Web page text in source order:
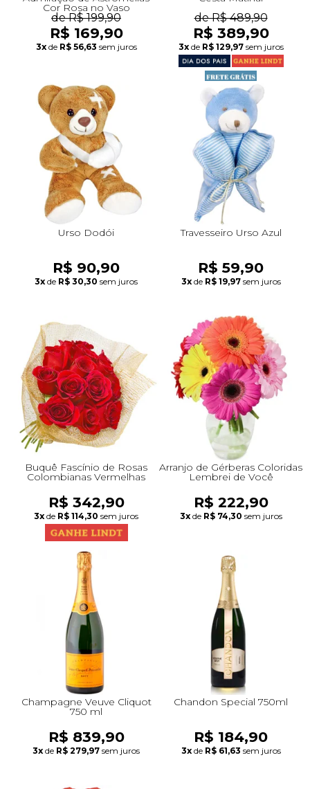
Cor Rosa no Vaso
de R$ 199,90
R$ 169,90
3x de R$ 56,63 sem juros
de R$ 489,90
R$ 389,90
3x de R$ 129,97 sem juros
Urso Dodói
R$ 90,90
3x de R$ 30,30 sem juros
Travesseiro Urso Azul
R$ 59,90
3x de R$ 19,97 sem juros
Buquê Fascínio de Rosas
Colombianas Vermelhas
R$ 342,90
3x de R$ 114,30 sem juros
Arranjo de Gérberas Coloridas
Lembrei de Você
R$ 222,90
3x de R$ 74,30 sem juros
Champagne Veuve Cliquot
750 ml
R$ 839,90
3x de R$ 279,97 sem juros
Chandon Special 750ml
R$ 184,90
3x de R$ 61,63 sem juros